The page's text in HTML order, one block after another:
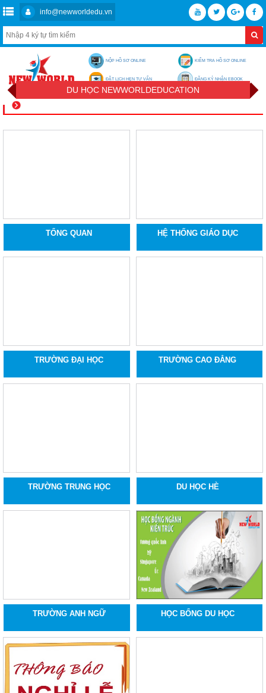
info@newworldedu.vn
NỘP HỒ SƠ ONLINE KIỂM TRA HỒ SƠ ONLINE
ĐẶT LỊCH HẸN TƯ VẤN ĐĂNG KÝ NHẬN EBOOK
DU HỌC NEWWORLDEDUCATION
TỔNG QUAN HỆ THỐNG GIÁO DỤC
TRƯỜNG ĐẠI HỌC TRƯỜNG CAO ĐẲNG
TRƯỜNG TRUNG HỌC DU HỌC HÈ
TRƯỜNG ANH NGỮ HỌC BỔNG DU HỌC